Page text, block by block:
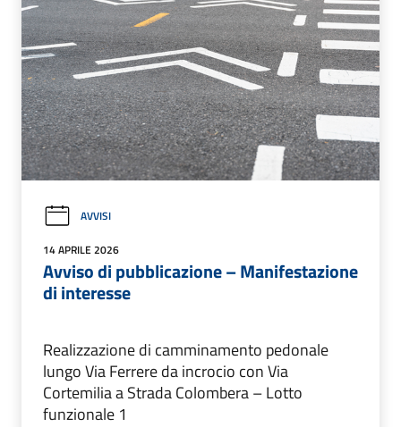
AVVISI
14 APRILE 2026
Avviso di pubblicazione – Manifestazione
di interesse
Realizzazione di camminamento pedonale
lungo Via Ferrere da incrocio con Via
Cortemilia a Strada Colombera – Lotto
funzionale 1